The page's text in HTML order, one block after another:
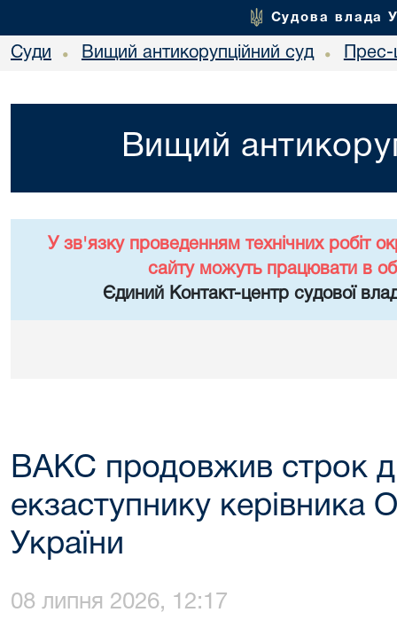
Судова влада
Суди • Вищий антикорупційний суд •
Вищий
У зв'язку проведенням технічних робіт
сайту можуть працювати в
Єдиний Контакт-центр судової
ВАКС продовжив строк
екзаступнику керівника
України
08 липня 2026, 12:17